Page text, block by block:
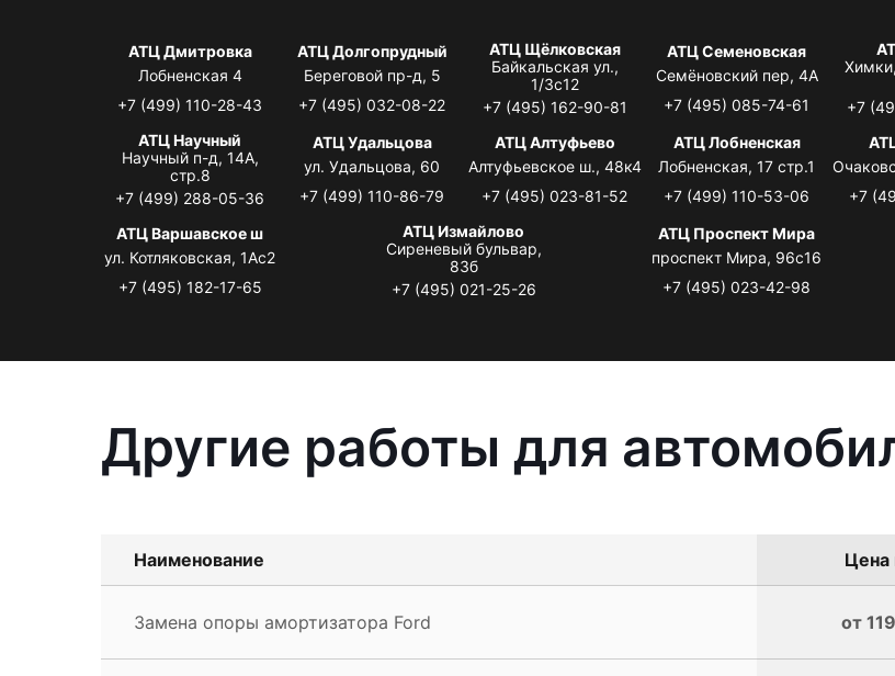
АТЦ Дмитровка
Лобненская 4
+7 (499) 110-28-43
АТЦ Долгопрудный
Береговой пр-д, 5
+7 (495) 032-08-22
АТЦ Щёлковская
Байкальская ул.,
1/3с12
+7 (495) 162-90-81
АТЦ Семеновская
Семёновский пер, 4А
+7 (495) 085-74-61
+7
АТЦ Научный
Научный п-д, 14А,
стр.8
+7 (499) 288-05-36
АТЦ Удальцова
ул. Удальцова, 60
+7 (499) 110-86-79
АТЦ Алтуфьево
Алтуфьевское ш., 48к4
+7 (495) 023-81-52
АТЦ Лобненская
Лобненская, 17 стр.1
+7 (499) 110-53-06
+7
АТЦ Варшавское ш
ул. Котляковская, 1Ас2
+7 (495) 182-17-65
АТЦ Измайлово
Сиреневый бульвар,
83б
+7 (495) 021-25-26
АТЦ Проспект Мира
проспект Мира, 96с16
+7 (495) 023-42-98
Другие работы для
Наименование Цена
Замена опоры амортизатора Ford от